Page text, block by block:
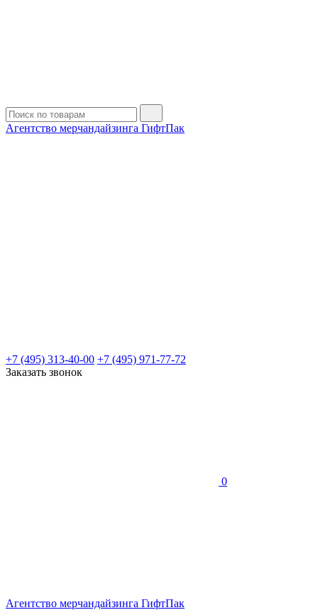
Агентство мерчандайзинга ГифтПак
+7 (495) 313-40-00 +7 (495) 971-77-72
Заказать звонок
0
Агентство мерчандайзинга ГифтПак